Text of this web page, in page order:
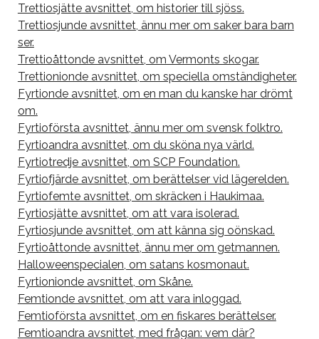
Trettiosjätte avsnittet, om historier till sjöss.
Trettiosjunde avsnittet, ännu mer om saker bara barn
ser.
Trettioåttonde avsnittet, om Vermonts skogar.
Trettionionde avsnittet, om speciella omständigheter.
Fyrtionde avsnittet, om en man du kanske har drömt
om.
Fyrtioförsta avsnittet, ännu mer om svensk folktro.
Fyrtioandra avsnittet, om du sköna nya värld.
Fyrtiotredje avsnittet, om SCP Foundation.
Fyrtiofjärde avsnittet, om berättelser vid lägerelden.
Fyrtiofemte avsnittet, om skräcken i Haukimaa.
Fyrtiosjätte avsnittet, om att vara isolerad.
Fyrtiosjunde avsnittet, om att känna sig oönskad.
Fyrtioåttonde avsnittet, ännu mer om getmannen.
Halloweenspecialen, om satans kosmonaut.
Fyrtionionde avsnittet, om Skåne.
Femtionde avsnittet, om att vara inloggad.
Femtioförsta avsnittet, om en fiskares berättelser.
Femtioandra avsnittet, med frågan: vem där?